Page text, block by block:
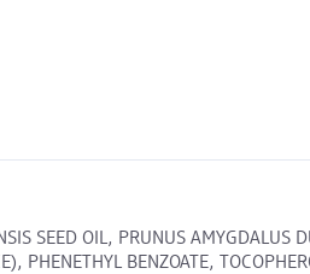
SEED OIL, PRUNUS
PHENETHYL BENZOATE,